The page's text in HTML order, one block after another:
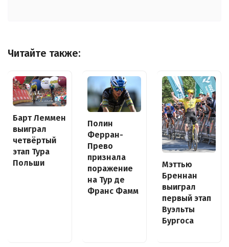
Читайте также:
Барт Леммен
выиграл
четвёртый
этап Тура
Польши
Полин
Ферран-
Прево
признала
поражение
на Тур де
Франс Фамм
Мэттью
Бреннан
выиграл
первый этап
Вуэльты
Бургоса